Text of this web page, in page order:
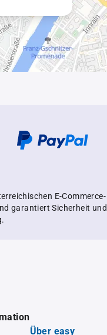
E-Commerce-
garantiert Sicherheit und
Über easy